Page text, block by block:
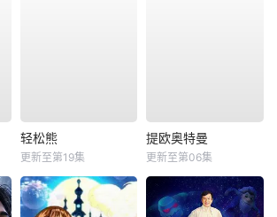
轻松熊
更新至第19集
提欧奥特曼
更新至第06集